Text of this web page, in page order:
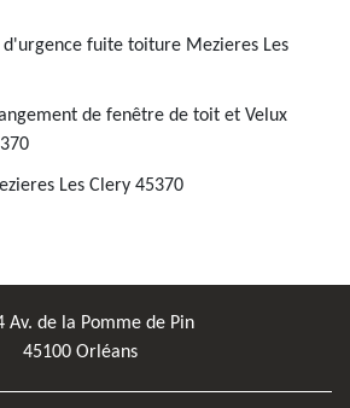
fuite toiture Mezieres Les
de fenêtre de toit et Velux
Les Clery 45370
Av. de la Pomme de Pin
45100 Orléans